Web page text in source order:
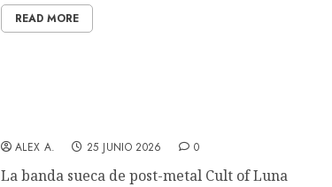
READ MORE
ALEX A. 25 JUNIO 2026 0
La banda sueca de post-metal Cult of Luna